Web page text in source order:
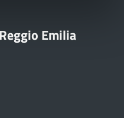
Emilia